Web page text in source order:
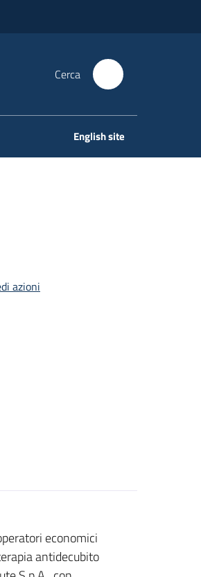
Cerca
English site
azioni
economici
antidecubito